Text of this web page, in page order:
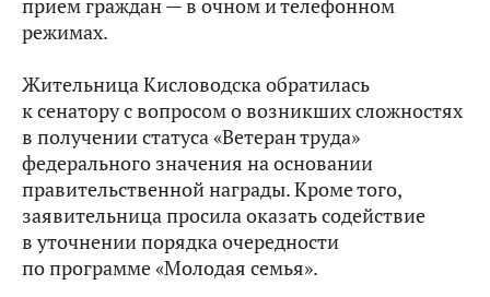
прием граждан — в очном и телефонном
режимах.
Жительница Кисловодска обратилась
к сенатору с вопросом о возникших сложностях
в получении статуса «Ветеран труда»
федерального значения на основании
правительственной награды. Кроме того,
заявительница просила оказать содействие
в уточнении порядка очередности
по программе «Молодая семья».